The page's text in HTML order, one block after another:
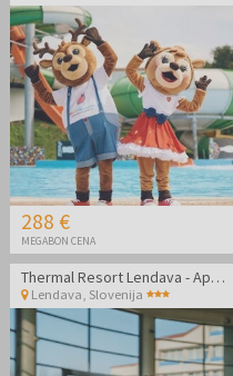
288 €
MEGABON CENA
Thermal Resort Lendava - Apartma - Poletni wellness oddih v Prekmurju
Lendava, Slovenija